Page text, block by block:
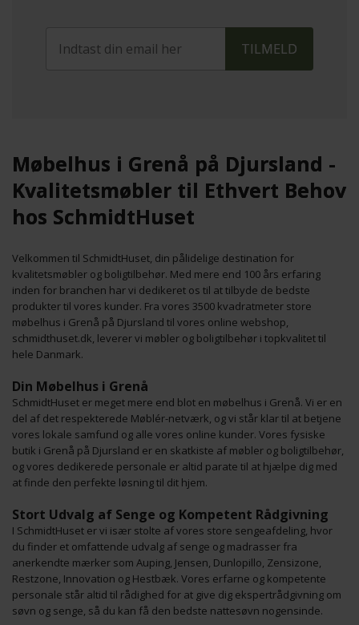
Møbelhus i Grenå på Djursland -
Kvalitetsmøbler til Ethvert Behov
hos SchmidtHuset
Velkommen til SchmidtHuset, din pålidelige destination for
kvalitetsmøbler og boligtilbehør. Med mere end 100 års erfaring
inden for branchen har vi dedikeret os til at tilbyde de bedste
produkter til vores kunder. Fra vores 3500 kvadratmeter store
møbelhus i Grenå på Djursland til vores online webshop,
schmidthuset.dk, leverer vi møbler og boligtilbehør i topkvalitet til
hele Danmark.
Din Møbelhus i Grenå
SchmidtHuset er meget mere end blot en møbelhus i Grenå. Vi er en
del af det respekterede Møblér-netværk, og vi står klar til at betjene
vores lokale samfund og alle vores online kunder. Vores fysiske
butik i Grenå på Djursland er en skatkiste af møbler og boligtilbehør,
og vores dedikerede personale er altid parate til at hjælpe dig med
at finde den perfekte løsning til dit hjem.
Stort Udvalg af Senge og Kompetent Rådgivning
I SchmidtHuset er vi især stolte af vores store sengeafdeling, hvor
du finder et omfattende udvalg af senge og madrasser fra
anerkendte mærker som Auping, Jensen, Dunlopillo, Zensizone,
Restzone, Innovation og Hestbæk. Vores erfarne og kompetente
personale står altid til rådighed for at give dig ekspertrådgivning om
søvn og senge, så du kan få den bedste nattesøvn nogensinde.